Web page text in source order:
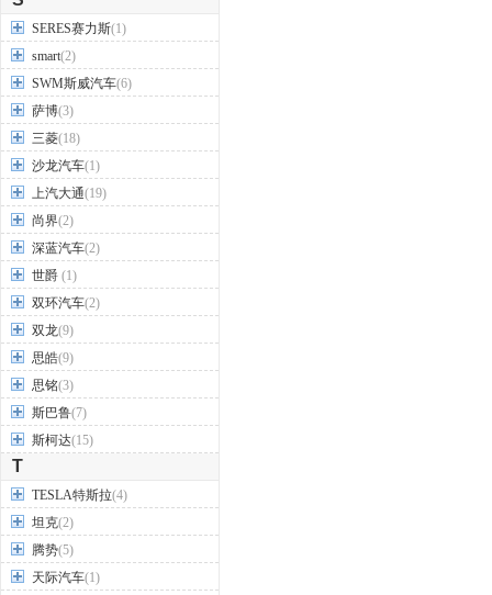
SERES赛力斯(1)
smart(2)
SWM斯威汽车(6)
萨博(3)
三菱(18)
沙龙汽车(1)
上汽大通(19)
尚界(2)
深蓝汽车(2)
世爵 (1)
双环汽车(2)
双龙(9)
思皓(9)
思铭(3)
斯巴鲁(7)
斯柯达(15)
T
TESLA特斯拉(4)
坦克(2)
腾势(5)
天际汽车(1)